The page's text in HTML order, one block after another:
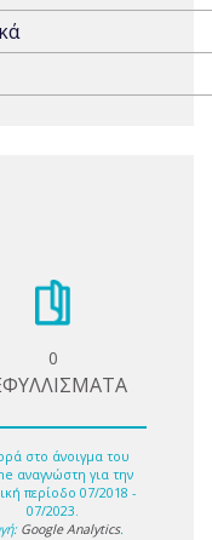
0
στο άνοιγμα του
αναγνώστη για την
περίοδο 07/2018 -
07/2023.
Google Analytics.